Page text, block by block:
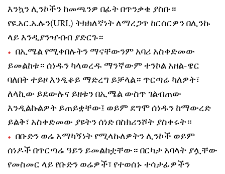
እንኳን ሊንኮችን ከመጫንዎ በፊት በጥንቃቄ ያስቡ።
የዩ.አር.ኤሉን(URL) ትክክለኛነት ለማረጋጥ ከርሰርዎን በሊንኩ
ላይ እንዲያንዣብብ ያድርጉ።
በኢሜል የሚቀበሉትን ማናቸውንም አባሪ አስቀድመው
ይመልከቱ። ሰነዱን ካላወረዱ ማንኛውም ተንኮል አዘል-ዌር
ባለበት ተይዞ እንዲቆይ ማድረግ ይቻላል። ጥርጣሬ ካለዎት፣
ለላኪው ይደውሉና ይዘቱን በኢሜል ውስጥ ገልብጠው
እንዲልኩልዎት ይጠይቋቸው፤ ወይም ደግሞ ሰነዱን ከማውረድ
ይልቅ፣ አስቀድመው ያዩትን ሰነድ በስክሪንሾት ያስቀሩት።
በቡድን ወሬ አማካኝነት የሚላኩለዎትን ሊንኮች ወይም
ሰነዶች በጥርጣሬ ዓይን ይመልከቷቸው። በርካታ አባላት ያሏቸው
የመስመር ላይ የቡድን ወሬዎች፣ የተወሰኑ ተሳታፊዎችን